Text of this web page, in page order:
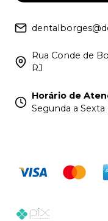
Rua Conde de
RJ
Horário de
Segunda a Sexta